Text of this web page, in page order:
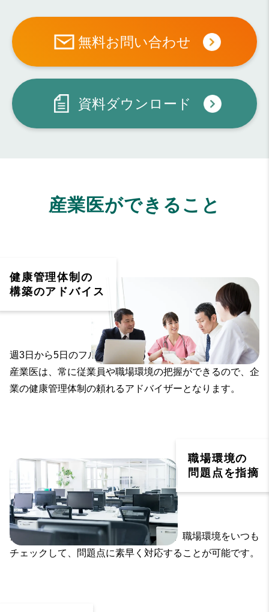
無料お問い合わせ
資料ダウンロード
産業医ができること
健康管理体制の
構築のアドバイス
週3日から5日のフルタイムで契約されることが多い専属
産業医は、常に従業員や職場環境の把握ができるので、企
業の健康管理体制の頼れるアドバイザーとなります。
職場環境の
問題点を指摘
従業員の健康や安全を守る存在として、職場環境をいつも
チェックして、問題点に素早く対応することが可能です。